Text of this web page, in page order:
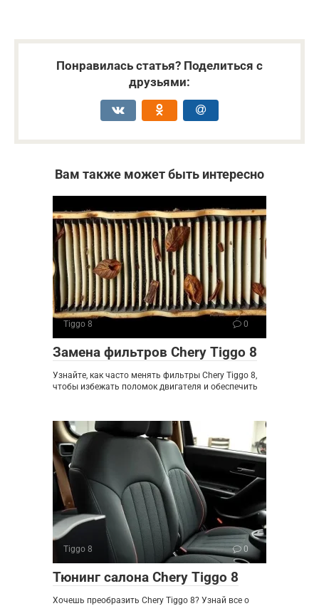
Понравилась статья? Поделиться с
друзьями:
Вам также может быть интересно
Tiggo 8 0
Замена фильтров Chery Tiggo 8
Узнайте, как часто менять фильтры Chery Tiggo 8,
чтобы избежать поломок двигателя и обеспечить
Tiggo 8 0
Тюнинг салона Chery Tiggo 8
Хочешь преобразить Chery Tiggo 8? Узнай все о